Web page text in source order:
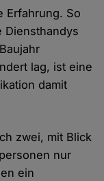
Erfahrung. So
Diensthandys
lag, ist eine
damit
zwei, mit Blick
nur
ein